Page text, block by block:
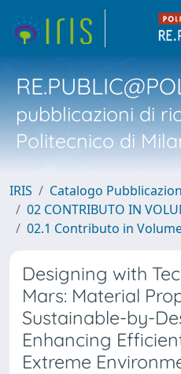
pubblicazioni di
Politecnico di
IRIS
Catalogo
02 CONTRIBUTO IN
02.1 Contributo in
Designing with
Mars: Material
Sustainable-by-
Enhancing
Extreme